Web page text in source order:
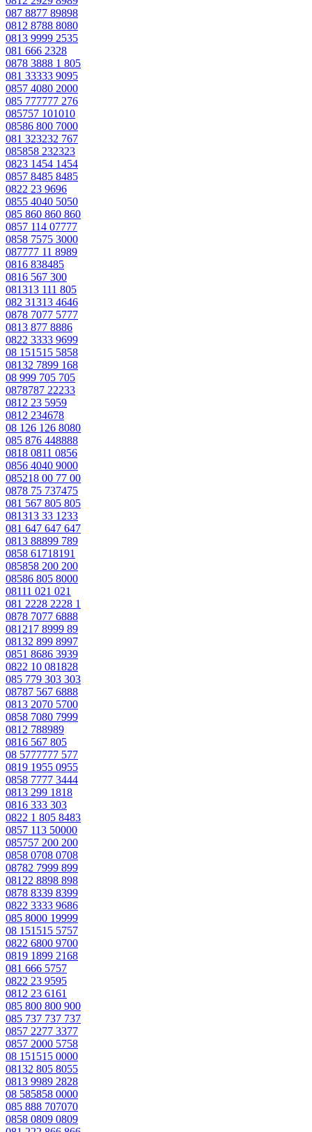
087 8877 89898
0812 8788 8080
0813 9999 2535
081 666 2328
0878 3888 1 805
081 33333 9095
0857 4080 2000
085 777777 276
085757 101010
08586 800 7000
081 323232 767
085858 232323
0823 1454 1454
0857 8485 8485
0822 23 9696
0855 4040 5050
085 860 860 860
0857 114 07777
0858 7575 3000
087777 11 8989
0816 838485
0816 567 300
081313 111 805
082 31313 4646
0878 7077 5777
0813 877 8886
0822 3333 9699
08 151515 5858
08132 7899 168
08 999 705 705
0878787 22233
0812 23 5959
0812 234678
08 126 126 8080
085 876 448888
0818 0811 0856
0856 4040 9000
085218 00 77 00
0878 75 737475
081 567 805 805
081313 33 1233
081 647 647 647
0813 88899 789
0858 61718191
085858 200 200
08586 805 8000
08111 021 021
081 2228 2228 1
0878 7077 6888
081217 8999 89
08132 899 8997
0851 8686 3939
0822 10 081828
085 779 303 303
08787 567 6888
0813 2070 5700
0858 7080 7999
0812 788989
0816 567 805
08 5777777 577
0819 1955 0955
0858 7777 3444
0813 299 1818
0816 333 303
0822 1 805 8483
0857 113 50000
085757 200 200
0858 0708 0708
08782 7999 899
08122 8898 898
0878 8339 8399
0822 3333 9686
085 8000 19999
08 151515 5757
0822 6800 9700
0819 1899 2168
081 666 5757
0822 23 9595
0812 23 6161
085 800 800 900
085 737 737 737
0857 2277 3377
0857 2000 5758
08 151515 0000
08132 805 8055
0813 9989 2828
08 585858 0000
085 888 707070
0858 0809 0809